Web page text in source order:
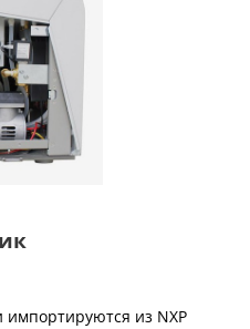
импортируются из NXP